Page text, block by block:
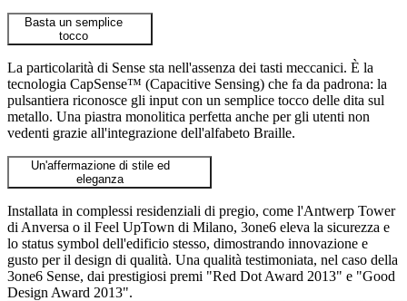
Basta un semplice
tocco
La particolarità di Sense sta nell'assenza dei tasti meccanici. È la
tecnologia CapSense™ (Capacitive Sensing) che fa da padrona: la
pulsantiera riconosce gli input con un semplice tocco delle dita sul
metallo. Una piastra monolitica perfetta anche per gli utenti non
vedenti grazie all'integrazione dell'alfabeto Braille.
Un'affermazione di stile ed
eleganza
Installata in complessi residenziali di pregio, come l'Antwerp Tower
di Anversa o il Feel UpTown di Milano, 3one6 eleva la sicurezza e
lo status symbol dell'edificio stesso, dimostrando innovazione e
gusto per il design di qualità. Una qualità testimoniata, nel caso della
3one6 Sense, dai prestigiosi premi "Red Dot Award 2013" e "Good
Design Award 2013".